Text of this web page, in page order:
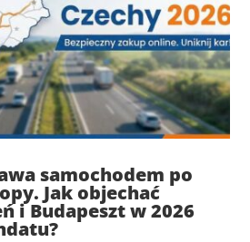
samochodem po
Jak objechać
i Budapeszt w 2026